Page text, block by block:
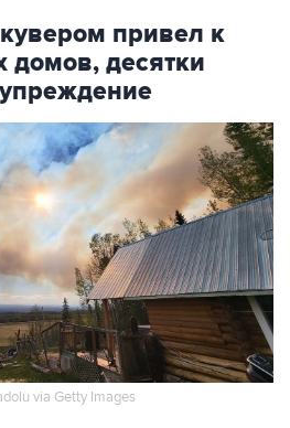
привел к
домов, десятки
via Getty Images